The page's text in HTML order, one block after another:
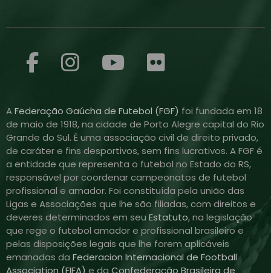
AFederação Gaúcha de Futebol (FGF) foi fundada em 18
de maio de 1918, na cidade de Porto Alegre capital do Rio
Grande do Sul. É uma associação civil de direito privado,
de caráter e fins desportivos, sem fins lucrativos. A FGF é
a entidade que representa o futebol no Estado do RS,
responsável por coordenar campeonatos de futebol
profissional e amador. Foi constituída pela união das
Ligas e Associações que lhe são filiadas, com direitos e
deveres determinados em seu Estatuto, na legislação
que rege o futebol amador e profissional brasileiro e
pelas disposições legais que lhe forem aplicáveis
emanadas da Federacion Internacional de Football
Association (FIFA) e da Confederação Brasileira de